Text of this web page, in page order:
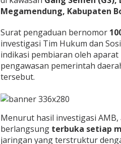
i
n
"
K
o
i
m
Megamendung, Kabupaten
Surat pengaduan bernomor
investigasi Tim Hukum dan
indikasi pembiaran oleh
pengawasan pemerintah
tersebut.
Menurut hasil investigasi
berlangsung terbuka setiap
jaringan yang terstruktur